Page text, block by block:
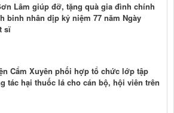
Lâm giúp đỡ, tặng quà gia đình chính
binh nhân dịp kỷ niệm 77 năm Ngày
sĩ
Cẩm Xuyên phối hợp tổ chức lớp tập
tác hại thuốc lá cho cán bộ, hội viên trên